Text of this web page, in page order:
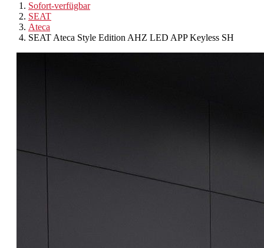
Sofort-verfügbar
SEAT
Ateca
SEAT Ateca Style Edition AHZ LED APP Keyless SH